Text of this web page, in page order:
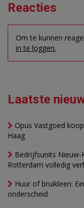
Reacties
Om te kunnen
in te loggen.
Laatste
Opus Vastgoed
Haag
Bedrijfsunits Nieuw-
Rotterdam volledig
Huur of bruikleen:
onderscheid